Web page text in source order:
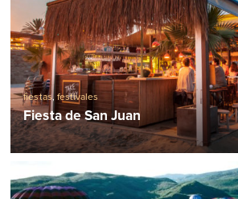
fiestas, festivales
Fiesta de San Juan